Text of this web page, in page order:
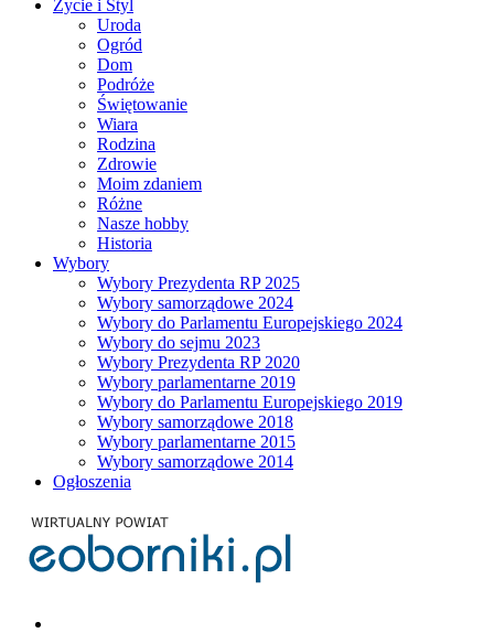
Życie i Styl
Uroda
Ogród
Dom
Podróże
Świętowanie
Wiara
Rodzina
Zdrowie
Moim zdaniem
Różne
Nasze hobby
Historia
Wybory
Wybory Prezydenta RP 2025
Wybory samorządowe 2024
Wybory do Parlamentu Europejskiego 2024
Wybory do sejmu 2023
Wybory Prezydenta RP 2020
Wybory parlamentarne 2019
Wybory do Parlamentu Europejskiego 2019
Wybory samorządowe 2018
Wybory parlamentarne 2015
Wybory samorządowe 2014
Ogłoszenia